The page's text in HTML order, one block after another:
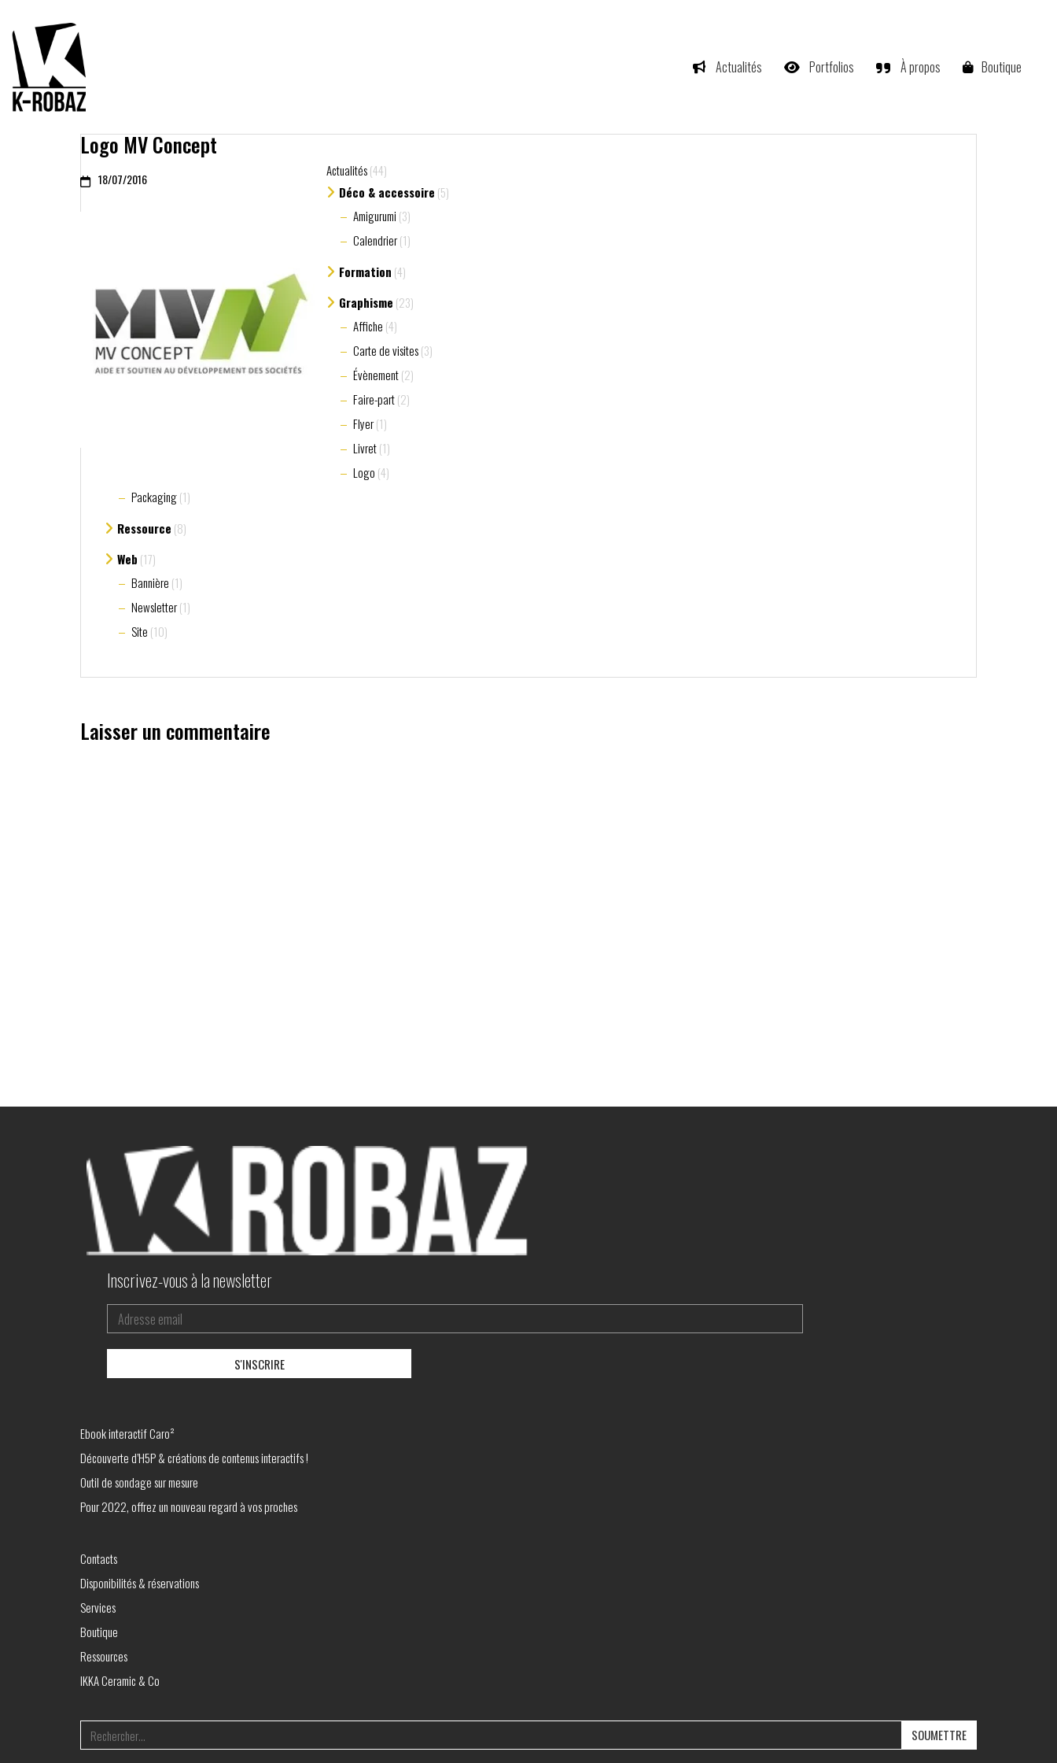
Actualités Portfolios À propos Boutique
Logo MV Concept
18/07/2016
Actualités(44)
Déco & accessoire (5)
Amigurumi (3)
Calendrier(1)
Formation (4)
Graphisme (23)
Affiche (4)
Carte de visites(3)
Évènement(2)
Faire-part(2)
Flyer(1)
Livret(1)
Logo (4)
Packaging(1)
Ressource (8)
Web (17)
Bannière (1)
Newsletter(1)
Site (10)
Laisser un commentaire
Inscrivez-vous à la newsletter
Ebook interactif Caro²
Découverte d’H5P & créations de contenus interactifs !
Outil de sondage sur mesure
Pour 2022, offrez un nouveau regard à vos proches
Contacts
Disponibilités & réservations
Services
Boutique
Ressources
IKKA Ceramic & Co
Search
for: